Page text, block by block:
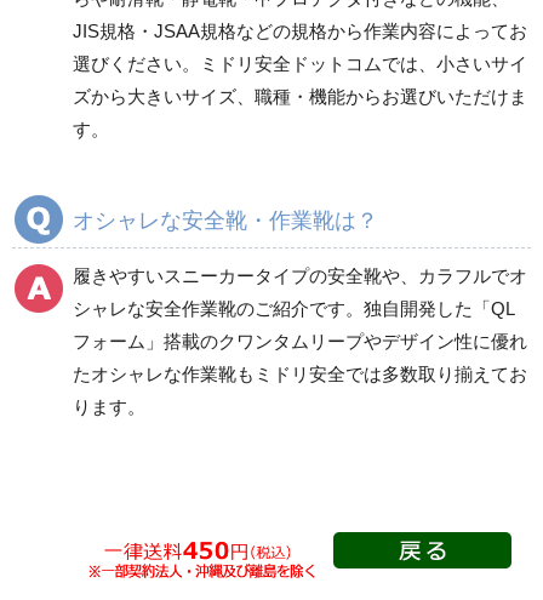
一般作業安全靴・ウレ
タン底
短靴
中編上靴
半長靴
つま先保護性能なし
一般作業安全靴・ゴム2
層底
短靴
半長靴
一般作業安全靴・ゴム1
層底
短靴
つま先保護性能なし
プロスニーカー
紐タイプ
JIS規格・JSAA規格などの規格から作業内容によってお
選びください。ミドリ安全ドットコムでは、小さいサイ
ズから大きいサイズ、職種・機能からお選びいただけま
す。
オシャレな安全靴・作業靴は？
履きやすいスニーカータイプの安全靴や、
カラフルでオ
シャレな安全作業靴のご紹介です。独自開発した「QL
フォーム」搭載のクワンタムリープやデザイン性に優れ
たオシャレな作業靴もミドリ安全では多数取り揃えてお
ります。